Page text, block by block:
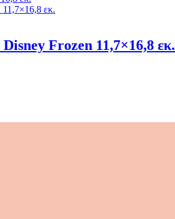
Frozen 11,7×16,8 εκ.